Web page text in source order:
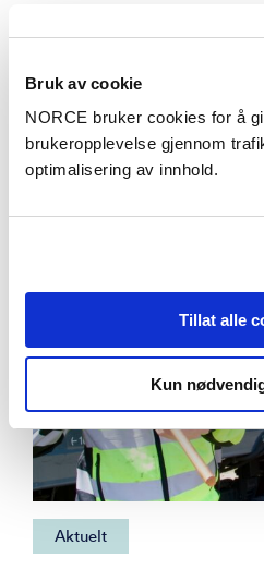
Bruk av cookie
NORCE bruker cookies for å
brukeropplevelse gjennom
optimalisering av innhold.
Tillat alle
Kun
Aktuelt
Aktuelt